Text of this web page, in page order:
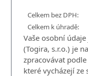
Celkem bez DPH:
Celkem k úhradě:
Vaše osobní
(Togira, s.r.o.) je
zpracovávat
které vycházejí ze